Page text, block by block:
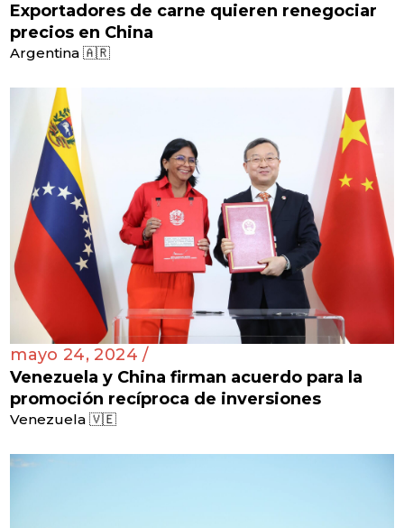
Exportadores de carne quieren renegociar
precios en China
Argentina 🇦🇷
mayo 24, 2024 /
Venezuela y China firman acuerdo para la
promoción recíproca de inversiones
Venezuela 🇻🇪